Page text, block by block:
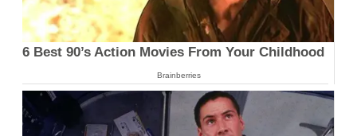
6 Best 90’s Action Movies From Your Childhood
Brainberries